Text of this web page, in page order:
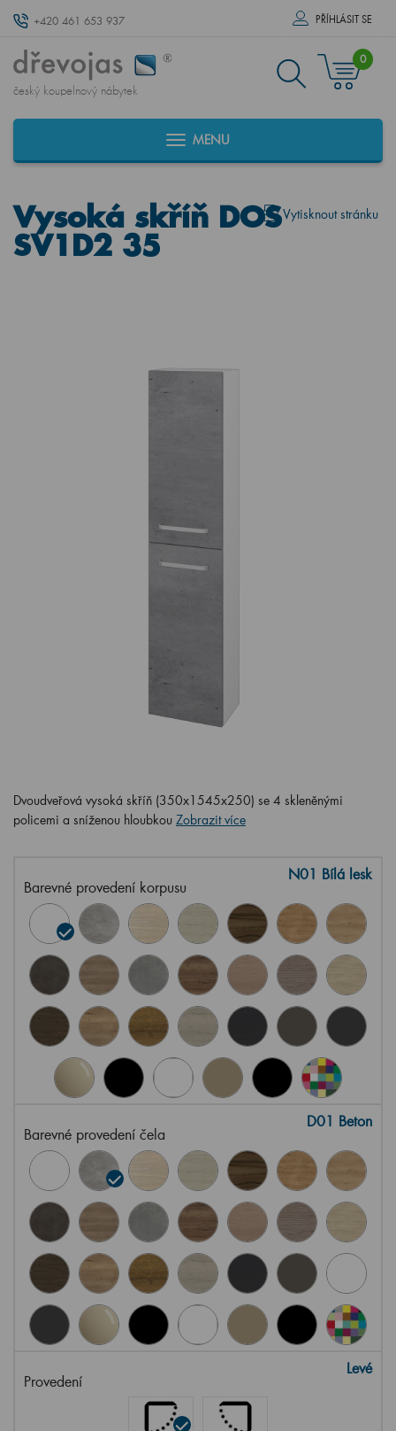
+420 461 653 937 PŘÍHLÁSIT SE
český koupelnový nábytek
0
MENU
Vytisknout stránku
Vysoká skříň DOS
SV1D2 35
Dvoudveřová vysoká skříň (350x1545x250) se 4 skleněnými
policemi a sníženou hloubkou Zobrazit více
Barevné provedení korpusu
N01 Bílá lesk
Barevné provedení čela
D01 Beton
Provedení
Levé